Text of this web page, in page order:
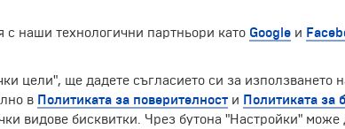
ЧЛЕН НА
наши технологични партньори като Google и
цели", ще дадете съгласието си за използването
в Политиката за поверителност и Политиката за
видове бисквитки. Чрез бутона "Настройки"